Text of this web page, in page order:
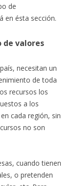
de
en ésta sección.
de valores
necesitan un
de toda
recursos los
a los
cada región, sin
no son
cuando tienen
o pretenden